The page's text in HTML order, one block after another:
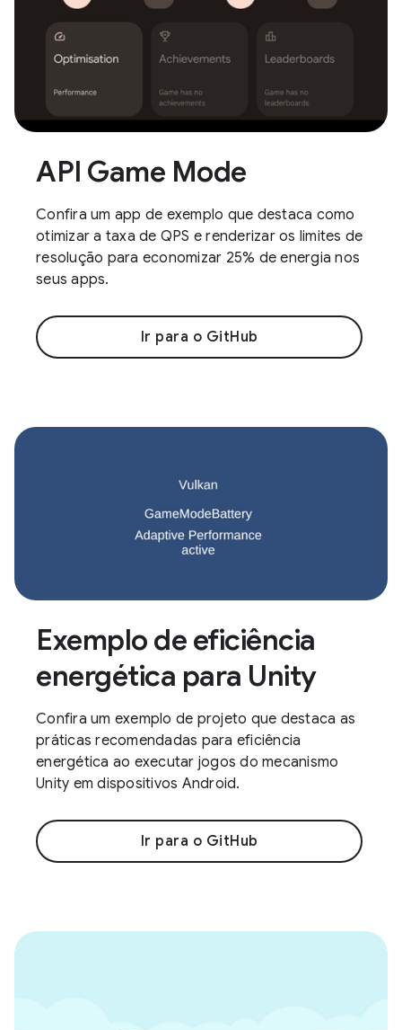
API Game Mode
Confira um app de exemplo que destaca como
otimizar a taxa de QPS e renderizar os limites de
resolução para economizar 25% de energia nos
seus apps.
Ir para o GitHub
Exemplo de eficiência
energética para Unity
Confira um exemplo de projeto que destaca as
práticas recomendadas para eficiência
energética ao executar jogos do mecanismo
Unity em dispositivos Android.
Ir para o GitHub